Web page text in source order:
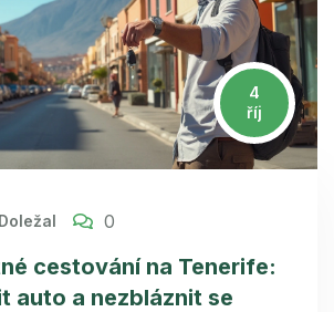
4
říj
0
cestování na Tenerife:
auto a nezbláznit se